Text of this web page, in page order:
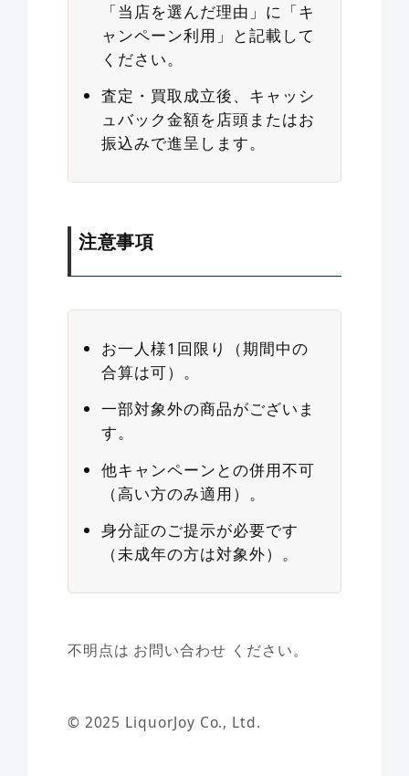
「当店を選んだ理由」に「キ
ャンペーン利用」と記載して
ください。
査定・買取成立後、キャッシ
ュバック金額を店頭またはお
振込みで進呈します。
注意事項
お一人様1回限り（期間中の
合算は可）。
一部対象外の商品がございま
す。
他キャンペーンとの併用不可
（高い方のみ適用）。
身分証のご提示が必要です
（未成年の方は対象外）。
不明点は お問い合わせ ください。
© 2025 LiquorJoy Co., Ltd.